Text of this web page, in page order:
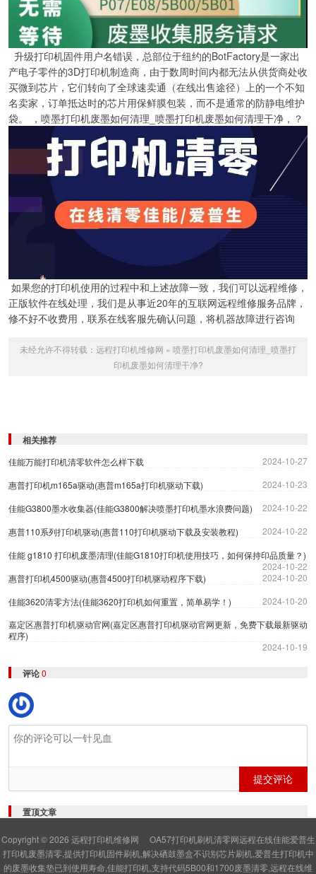
升级打印机固件用户名错误，总部位于纽约的BotFactory是一家出
产电子零件的3D打印机制造商，由于数周时间内都无法从供货商处收
买微到芯片，它们转向了全球速卖通（在线出售途径）上的一个不知
名卖家，订单抵达时的芯片用保鲜膜包装，而不是通常的防静电维护
袋。 ，喷墨打印机废墨如何清理_喷墨打印机废墨如何清理干净，？
如果您的打印机使用的过程中和上述故障一致，我们可以远程维修，
正版软件在线处理，我们是从事近20年的互联网远程维修服务品牌，
修不好不收费用，联系在线客服先确认问题，将机器故障进行咨询
未经允许不得转载： 远程打印机维修网 » 喷墨打印机废墨如何清理_喷墨打
印机废墨如何清理干净?
相关推荐
佳能万能打印机清零软件怎么样下载
2024-10-27
惠普打印机m165a驱动(惠普m165a打印机驱动下载)
2024-10-23
佳能G3800墨水收集器(佳能G3800解决喷墨打印机墨水浪费问题)
2024-10-22
惠普110系列打印机驱动(惠普110打印机驱动下载及安装教程)
2024-10-22
佳能 g1810 打印机废墨清理(佳能G1810打印机使用技巧，如何保持印品质量？)
2024-10-22
惠普打印机4500驱动(惠普4500打印机驱动程序下载)
2024-10-20
佳能3620清零方法(佳能3620打印机如何重置，简单易学！)
2024-10-20
嘉定区惠普打印机驱动官网(嘉定区惠普打印机驱动官网更新，免费下载最新驱动
程序)
2024-10-19
评论0
提交评论
置顶文章
Copyright © 2026 远程打印机维修网
OA57打印机刷机清零网远程在线佳能爱普生
打印机废墨清零,提供打印机固件刷机,解决硒鼓墨盒不识别芯片刷机,爱普生打印机中
的废墨收集垫已到使用寿命,佳能打印机,支持代码5B00和1700废墨清零,远程在线维